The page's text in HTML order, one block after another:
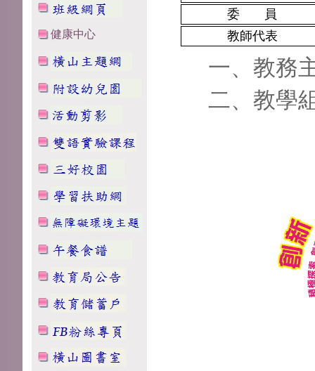
健康中心
委 員
教師代表
一、教務
二、教學